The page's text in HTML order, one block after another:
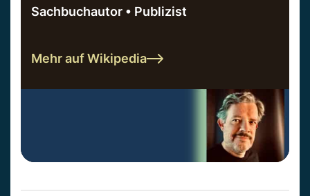
Sachbuchautor • Publizist
Mehr auf Wikipedia